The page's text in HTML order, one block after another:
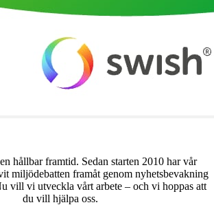
hållbar framtid. Sedan starten 2010 har vår
miljödebatten framåt genom nyhetsbevakning
vill vi utveckla vårt arbete – och vi hoppas att
du vill hjälpa oss.